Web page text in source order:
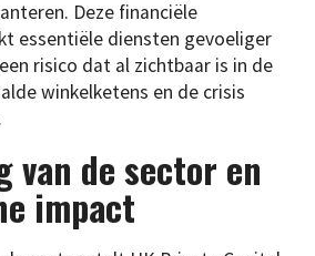
Deze financiële
essentiële diensten gevoeliger
risico dat al zichtbaar is in de
winkelketens en de crisis
van de sector en
impact